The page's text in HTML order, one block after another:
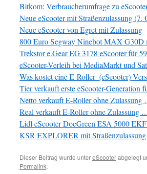
Bitkom: Verbraucherumfrage zu
Neue eScooter mit Straßenzulassung (7.
Neue eScooter von Egret mit Zulassung
800 Euro Segway Ninebot MAX G30D
Trekstor e.Gear EG 3178 eScooter für
eScooter-Verleih bei MediaMarkt und
Was kostet eine E-Roller- (eScooter)
Tier verkauft erste eScooter-Generation
Netto verkauft E-Roller ohne Zulassung
Real verkauft E-Roller ohne Zulassung
Lidl eScooter DocGreen ESA 5000
KSR EXPLORER mit
Dieser Beitrag wurde untereScooterabgelegt
Permalink.